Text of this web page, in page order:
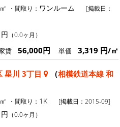
・間取り： ワンルーム
[掲載日：
（0.0ヶ月）
賃 56,000円 単価 3,319 円/㎡
星川 3丁目 （相模鉄道本線 和
・間取り： 1K
[掲載日：2015-09]
（0.0ヶ月）